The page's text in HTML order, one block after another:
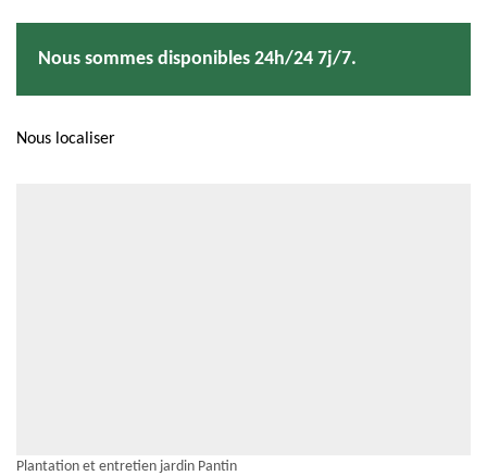
Nous sommes disponibles 24h/24 7j/7.
Nous localiser
Plantation et entretien jardin Pantin